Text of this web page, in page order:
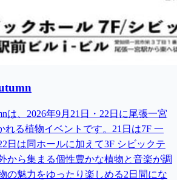
は、2026年9月21日・22日に尾張一宮
れる植物イベントです。21日は7F 一
日は同ホールに加えて3F シビックテ
から集まる個性豊かな植物と音楽が調
の魅力をゆったり楽しめる2日間にな